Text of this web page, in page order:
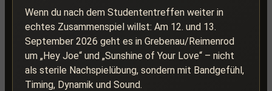
Wenn du nach dem Studententreffen weiter in
echtes Zusammenspiel willst: Am 12. und 13.
September 2026 geht es in Grebenau/Reimenrod
um „Hey Joe“ und „Sunshine of Your Love“ – nicht
als sterile Nachspielübung, sondern mit Bandgefühl,
Timing, Dynamik und Sound.